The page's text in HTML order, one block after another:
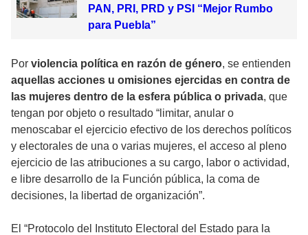
PAN, PRI, PRD y PSI “Mejor Rumbo
para Puebla”
Por violencia política en razón de género, se entienden
aquellas acciones u omisiones ejercidas en contra de
las mujeres dentro de la esfera pública o privada, que
tengan por objeto o resultado “limitar, anular o
menoscabar el ejercicio efectivo de los derechos políticos
y electorales de una o varias mujeres, el acceso al pleno
ejercicio de las atribuciones a su cargo, labor o actividad,
e libre desarrollo de la Función pública, la coma de
decisiones, la libertad de organización”.
El “Protocolo del Instituto Electoral del Estado para la